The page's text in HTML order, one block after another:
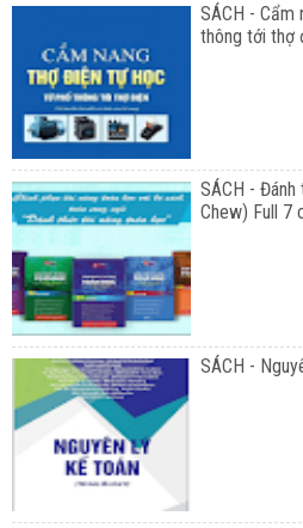
SÁCH - Cẩm
thông tới thợ
SÁCH -
Chew) Full 7
SÁCH -